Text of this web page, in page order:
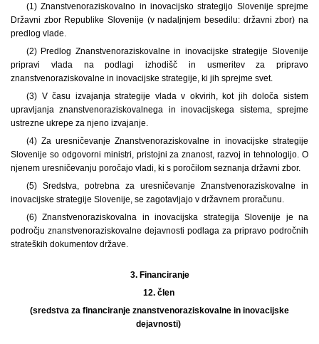
(1) Znanstvenoraziskovalno in inovacijsko strategijo Slovenije sprejme
Državni zbor Republike Slovenije (v nadaljnjem besedilu: državni zbor) na
predlog vlade.
(2) Predlog Znanstvenoraziskovalne in inovacijske strategije Slovenije
pripravi vlada na podlagi izhodišč in usmeritev za pripravo
znanstvenoraziskovalne in inovacijske strategije, ki jih sprejme svet.
(3) V času izvajanja strategije vlada v okvirih, kot jih določa sistem
upravljanja znanstvenoraziskovalnega in inovacijskega sistema, sprejme
ustrezne ukrepe za njeno izvajanje.
(4) Za uresničevanje Znanstvenoraziskovalne in inovacijske strategije
Slovenije so odgovorni ministri, pristojni za znanost, razvoj in tehnologijo. O
njenem uresničevanju poročajo vladi, ki s poročilom seznanja državni zbor.
(5) Sredstva, potrebna za uresničevanje Znanstvenoraziskovalne in
inovacijske strategije Slovenije, se zagotavljajo v državnem proračunu.
(6) Znanstvenoraziskovalna in inovacijska strategija Slovenije je na
področju znanstvenoraziskovalne dejavnosti podlaga za pripravo področnih
strateških dokumentov države.
3. Financiranje
12. člen
(sredstva za financiranje znanstvenoraziskovalne in inovacijske
dejavnosti)